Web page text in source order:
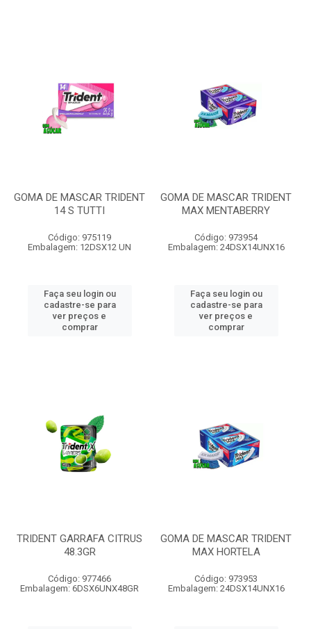
GOMA DE MASCAR TRIDENT
14 S TUTTI
Código: 975119
Embalagem: 12DSX12 UN
Faça seu login ou
cadastre-se para
ver preços e
comprar
GOMA DE MASCAR TRIDENT
MAX MENTABERRY
Código: 973954
Embalagem: 24DSX14UNX16
Faça seu login ou
cadastre-se para
ver preços e
comprar
TRIDENT GARRAFA CITRUS
48.3GR
Código: 977466
Embalagem: 6DSX6UNX48GR
GOMA DE MASCAR TRIDENT
MAX HORTELA
Código: 973953
Embalagem: 24DSX14UNX16